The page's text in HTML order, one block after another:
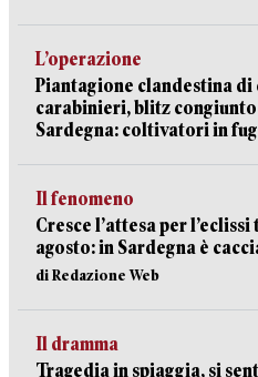
L’operazione
Piantagione clandestina di
carabinieri, blitz
Sardegna: coltivatori in
Il fenomeno
Cresce l’attesa per
agosto: in Sardegna è
di Redazione Web
Il dramma
Tragedia in spiaggia, si